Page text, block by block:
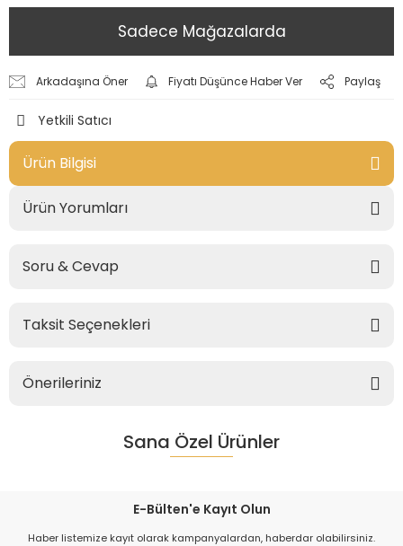
Sadece Mağazalarda
Arkadaşına Öner Fiyatı Düşünce Haber Ver Paylaş
Yetkili Satıcı
Ürün Bilgisi
Ürün Yorumları
Soru & Cevap
Taksit Seçenekleri
Önerileriniz
Sana Özel Ürünler
E-Bülten'e Kayıt Olun
Haber listemize kayıt olarak kampanyalardan, haberdar olabilirsiniz.